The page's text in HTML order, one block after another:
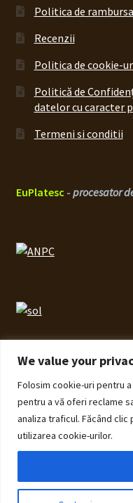
We value your
Folosim cookie-uri pentru
pentru a vă oferi reclame
analiza traficul. Făcând
utilizarea cookie-urilor.
Politica de
Recenzii
Politica de cookie-
Politică de
datelor cu caracter
Termeni si conditii
EuPlatesc - procesator
© ECHOS Furniture 2026
Politică de
datelor cu caracter
WooCommerce.